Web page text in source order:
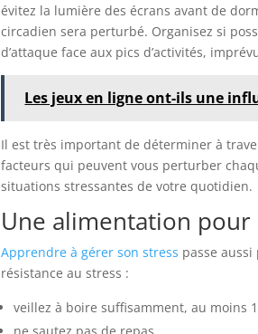
évitez la lumière des écrans avant de
circadien sera perturbé. Organisez si
d’attaque face aux pics d’activités,
Les jeux en ligne ont-ils une
Il est très important de déterminer à
facteurs qui peuvent vous perturber
situations stressantes de votre quotidien.
Une alimentation
Apprendre à gérer son stress passe
résistance au stress :
veillez à boire suffisamment, au moins